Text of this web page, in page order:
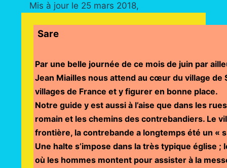
Mis à jour le 25 mars 2018,
Sare 9
Par une belle journée de ce mois de juin par
Jean Miailles nous attend au cœur du village de
villages de France et y figurer en bonne place.
Notre guide y est aussi à l’aise que dans les
romain et les chemins des contrebandiers. Le
frontière, la contrebande a longtemps été un «
Une halte s’impose dans la très typique église
où les hommes montent pour assister à la